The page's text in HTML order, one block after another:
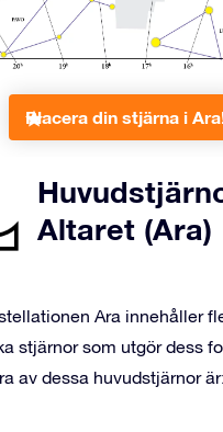
Placera din stjärna i
Altaret (Ara)
Ara innehåller
stjärnor som utgör dess
av dessa huvudstjärnor